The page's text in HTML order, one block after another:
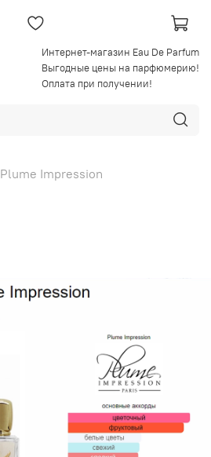
Интернет-магазин Eau De Parfum
Выгодные цены на парфюмерию!
Оплата при получении!
Plume Impression